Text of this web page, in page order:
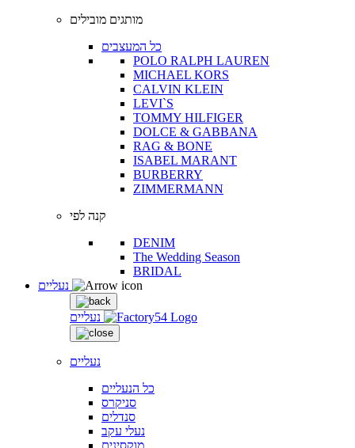
מותגים מובילים
כל המעצבים
POLO RALPH LAUREN
MICHAEL KORS
CALVIN KLEIN
LEVI`S
TOMMY HILFIGER
DOLCE & GABBANA
RAG & BONE
ISABEL MARANT
BURBERRY
ZIMMERMANN
קנה לפי
DENIM
The Wedding Season
BRIDAL
נעליים
נעליים
כל הנעליים
סניקרס
סנדלים
נעלי עקב
מוקסינים